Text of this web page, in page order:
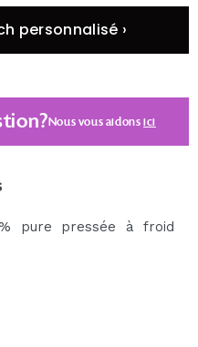
personnalisé ›
Nous vous aidonsici
pure pressée à froid
des dommages